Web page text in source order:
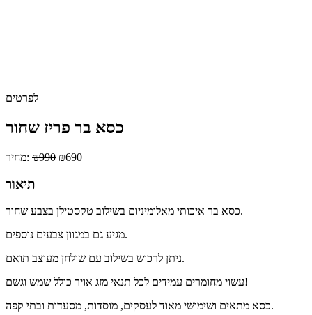
לפרטים
כסא בר פריז שחור
מחיר: ₪990 ₪690
תיאור
כסא בר איכותי מאלומיניום בשילוב טקסטילן בצבע שחור.
מגיע גם במגוון צבעים נוספים.
ניתן לרכוש בשילוב עם שולחן מעוצב תואם.
עשוי מחומרים עמידים לכל תנאי מזג אויר כולל שמש וגשם!
כסא מתאים ושימושי מאוד לעסקים, מוסדות, מסעדות ובתי קפה.